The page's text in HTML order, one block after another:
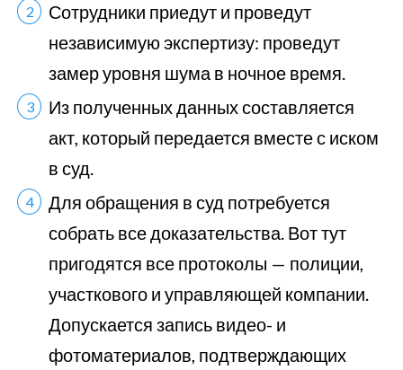
Сотрудники приедут и проведут
независимую экспертизу: проведут
замер уровня шума в ночное время.
Из полученных данных составляется
акт, который передается вместе с иском
в суд.
Для обращения в суд потребуется
собрать все доказательства. Вот тут
пригодятся все протоколы — полиции,
участкового и управляющей компании.
Допускается запись видео- и
фотоматериалов, подтверждающих